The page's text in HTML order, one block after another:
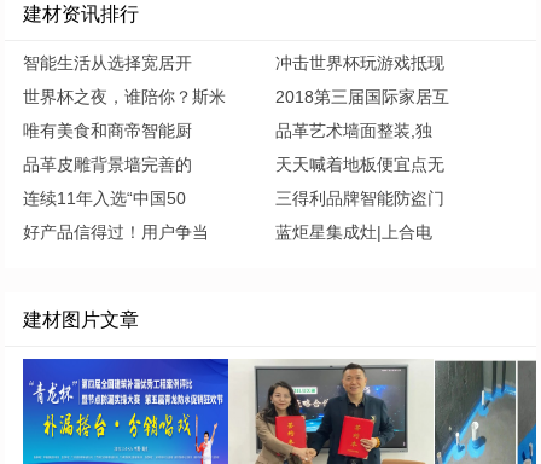
建材资讯排行
智能生活从选择宽居开
冲击世界杯玩游戏抵现
世界杯之夜，谁陪你？斯米
2018第三届国际家居互
唯有美食和商帝智能厨
品革艺术墙面整装,独
品革皮雕背景墙完善的
天天喊着地板便宜点无
连续11年入选“中国50
三得利品牌智能防盗门
好产品信得过！用户争当
蓝炬星集成灶|上合电
建材图片文章